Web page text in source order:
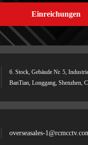
Einreichungen
6. Stock, Gebäude Nr. 5,
BanTian, Longgang, Shenzhen,
overseasales-